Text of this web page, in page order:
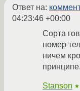
Ответ на:
04:23:46 +00:00
Сорта
номер
ничем
принципе.
Stanson